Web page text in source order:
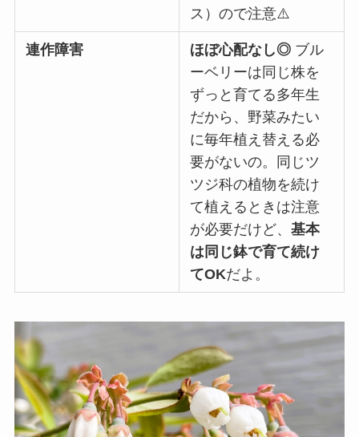
ス）ので注意⚠️
連作障害 ほぼ心配なし◎ ブル
ーベリーは同じ株を
ずっと育てる多年生
だから、野菜みたい
に毎年植え替える必
要がないの。同じツ
ツジ科の植物を続け
て植えるときは注意
が必要だけど、基本
は同じ鉢で育て続け
てOKだよ。